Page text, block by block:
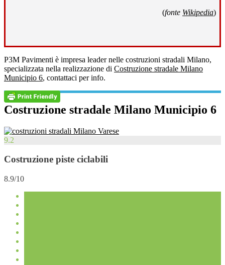
(fonte Wikipedia)
P3M Pavimenti è impresa leader nelle costruzioni stradali Milano,
specializzata nella realizzazione di Costruzione stradale Milano
Municipio 6, contattaci per info.
Costruzione stradale Milano Municipio 6
9.2
Costruzione piste ciclabili
8.9/10